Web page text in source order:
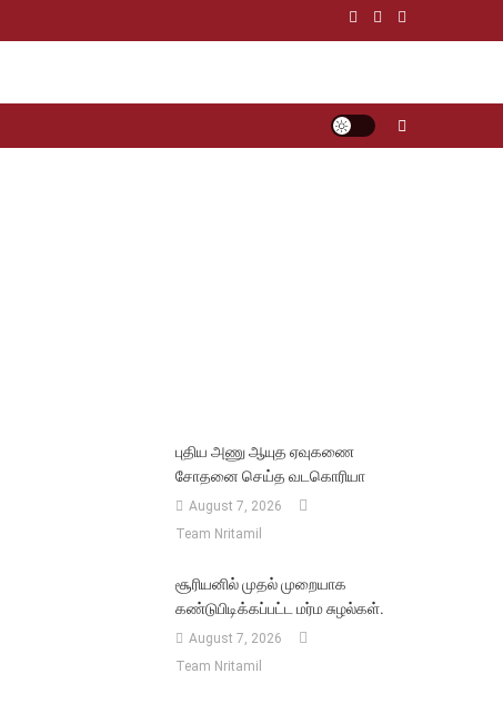
புதிய அணு ஆயுத ஏவுகணை
சோதனை செய்த வடகொரியா
August 7, 2026
Team Nritamil
சூரியனில் முதல் முறையாக
கண்டுபிடிக்கப்பட்ட மர்ம சுழல்கள்.
August 7, 2026
Team Nritamil